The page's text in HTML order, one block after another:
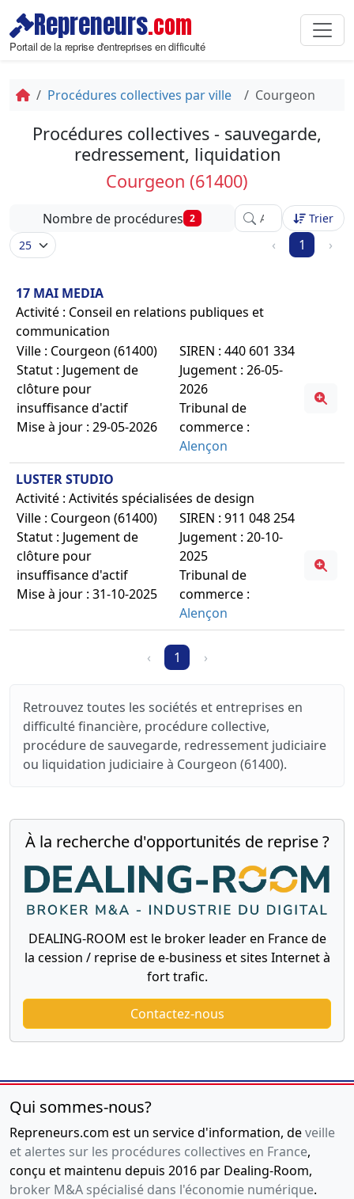
Repreneurs.com
Portail de la reprise d'entreprises en difficulté
Procédures collectives par ville Courgeon
Procédures collectives - sauvegarde,
redressement, liquidation
Courgeon (61400)
Nombre de procédures 2 Affinez votreTrier
‹ 1 ›
17 MAI MEDIA
Activité : Conseil en relations publiques et
communication
Ville : Courgeon (61400)
Statut : Jugement de
clôture pour
insuffisance d'actif
Mise à jour : 29-05-2026
SIREN : 440 601 334
Jugement : 26-05-
2026
Tribunal de
commerce :
Alençon
LUSTER STUDIO
Activité : Activités spécialisées de design
Ville : Courgeon (61400)
Statut : Jugement de
clôture pour
insuffisance d'actif
Mise à jour : 31-10-2025
SIREN : 911 048 254
Jugement : 20-10-
2025
Tribunal de
commerce :
Alençon
‹ 1 ›
Retrouvez toutes les sociétés et entreprises en
difficulté financière, procédure collective,
procédure de sauvegarde, redressement judiciaire
ou liquidation judiciaire à Courgeon (61400).
À la recherche d'opportunités de reprise ?
DEALING-ROOM est le broker leader en France de
la cession / reprise de e-business et sites Internet à
fort trafic.
Contactez-nous
Qui sommes-nous?
Repreneurs.com est un service d'information, deveille
et alertes sur les procédures collectives en France,
conçu et maintenu depuis 2016 par Dealing-Room,
broker M&A spécialisé dans l'économie numérique.